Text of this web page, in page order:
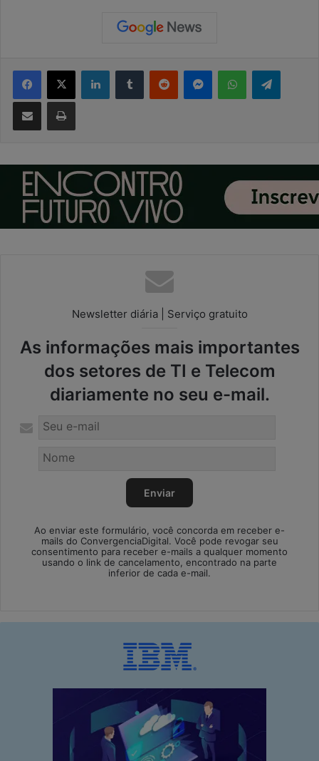
Newsletter diária | Serviço gratuito
As informações mais importantes
dos setores de TI e Telecom
diariamente no seu e-mail.
Ao enviar este formulário, você concorda em receber e-
mails do ConvergenciaDigital. Você pode revogar seu
consentimento para receber e-mails a qualquer momento
usando o link de cancelamento, encontrado na parte
inferior de cada e-mail.